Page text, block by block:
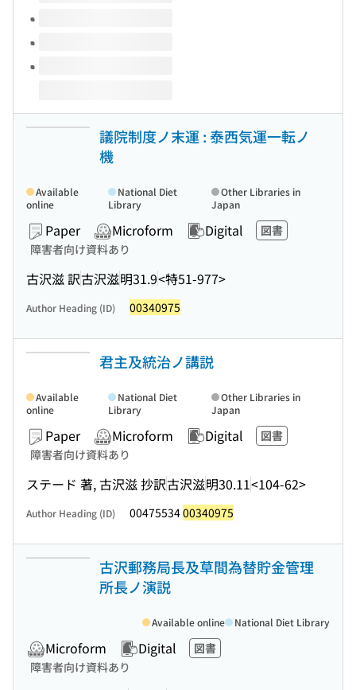
議院制度ノ末運 : 泰西気運一転ノ
機
Paper Microform Digital
図書
障害者向け資料あり
古沢滋 訳古沢滋明31.9<特51-977>
Available
online
National Diet
Library
Other Libraries in
Japan
Author Heading (ID) 00340975
君主及統治ノ講説
Paper Microform Digital
図書
障害者向け資料あり
ステード 著, 古沢滋 抄訳古沢滋明30.11<104-62>
Available
online
National Diet
Library
Other Libraries in
Japan
Author Heading (ID) 0047553400340975
古沢郵務局長及草間為替貯金管理
所長ノ演説
Microform Digital
図書
障害者向け資料あり
Available online National Diet Library